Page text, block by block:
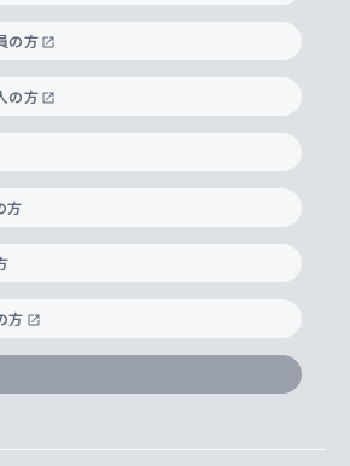
ル学部
部
持続可能な未来を考える６学科連携
ンス
育センター
学ぶ
ト
研究科
研究科
報研究所
コンサーン研究所
所
研究所
研究所
ナダ研究所
・自由課題研究
る法令・研究費の使用について
ア活動
口
相談
ト防止の取り組み
る学生への支援
ポート
成支援プログラム
先）・進路統計
担当者様へのご案内
ート
特別研究生・国費留学生
外大学から上智大学で学ぶ)
ー生
term Program受講生
に出願する奨学金
長紹介
神
理念
沿革
ーカイブズ
カトリック
ゲージメント
訪れた世界の知性
・アフリカWeeks
ィ＆サステナビリティへの取り組み
ソーシャルメディア
学院について
智大学
トワーク
ネットワーク
版物
の方
の方
方
方